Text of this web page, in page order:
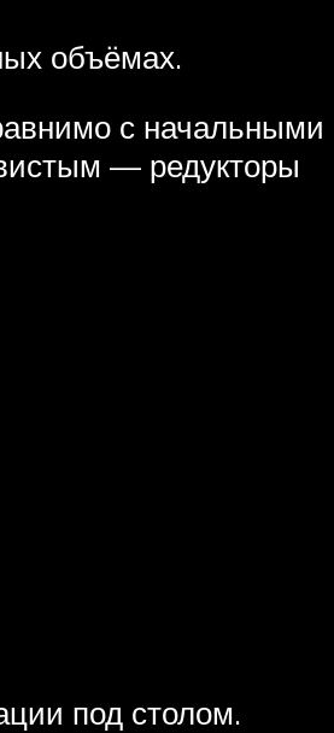
объёмах.
с начальными
— редукторы
под столом.